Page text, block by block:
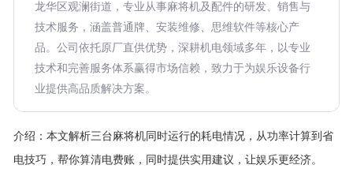
龙华区观澜街道，专业从事麻将机及配件的研发、销售与
技术服务，涵盖普通牌、安装维修、思维软件等核心产
品。公司依托原厂直供优势，深耕机电领域多年，以专业
技术和完善服务体系赢得市场信赖，致力于为娱乐设备行
业提供高品质解决方案。
介绍： 本文解析三台麻将机同时运行的耗电情况，从功率计算到省
电技巧，帮你算清电费账，同时提供实用建议，让娱乐更经济。